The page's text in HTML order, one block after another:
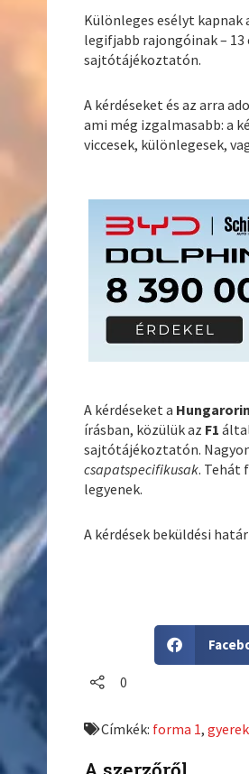
Különleges esélyt kapnak
legifjabb rajongóinak –
sajtótájékoztatón.
A kérdéseket és az arra
ami még izgalmasabb: a
viccesek, különlegesek,
A kérdéseket a
írásban, közülük az F1
sajtótájékoztatón.
csapatspecifikusak. Tehát
legyenek.
A kérdések beküldési
h
o
0
Címkék: forma 1,